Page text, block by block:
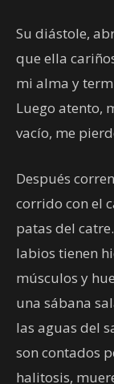
Su diástole,
que ella
mi alma y
Luego atento,
vacío, me
Después
corrido con el
patas del
labios tienen
músculos y
una sábana
las aguas del
son contados
halitosis,